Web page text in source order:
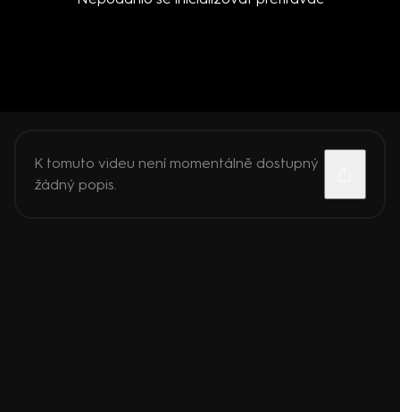
K tomuto videu není momentálně dostupný
žádný popis.